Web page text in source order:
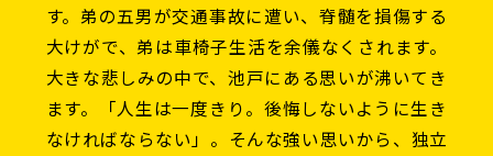
す。弟の五男が交通事故に遭い、脊髄を損傷する
大けがで、弟は車椅子生活を余儀なくされます。
大きな悲しみの中で、池戸にある思いが沸いてき
ます。「人生は一度きり。後悔しないように生き
なければならない」。そんな強い思いから、独立